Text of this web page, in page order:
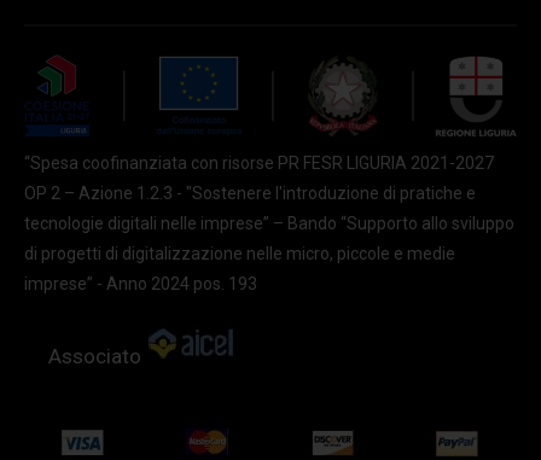
“Spesa coofinanziata con risorse PR FESR LIGURIA 2021-2027
OP 2 – Azione 1.2.3 - "Sostenere l'introduzione di pratiche e
tecnologie digitali nelle imprese” – Bando “Supporto allo sviluppo
di progetti di digitalizzazione nelle micro, piccole e medie
imprese” - Anno 2024 pos. 193
Associato